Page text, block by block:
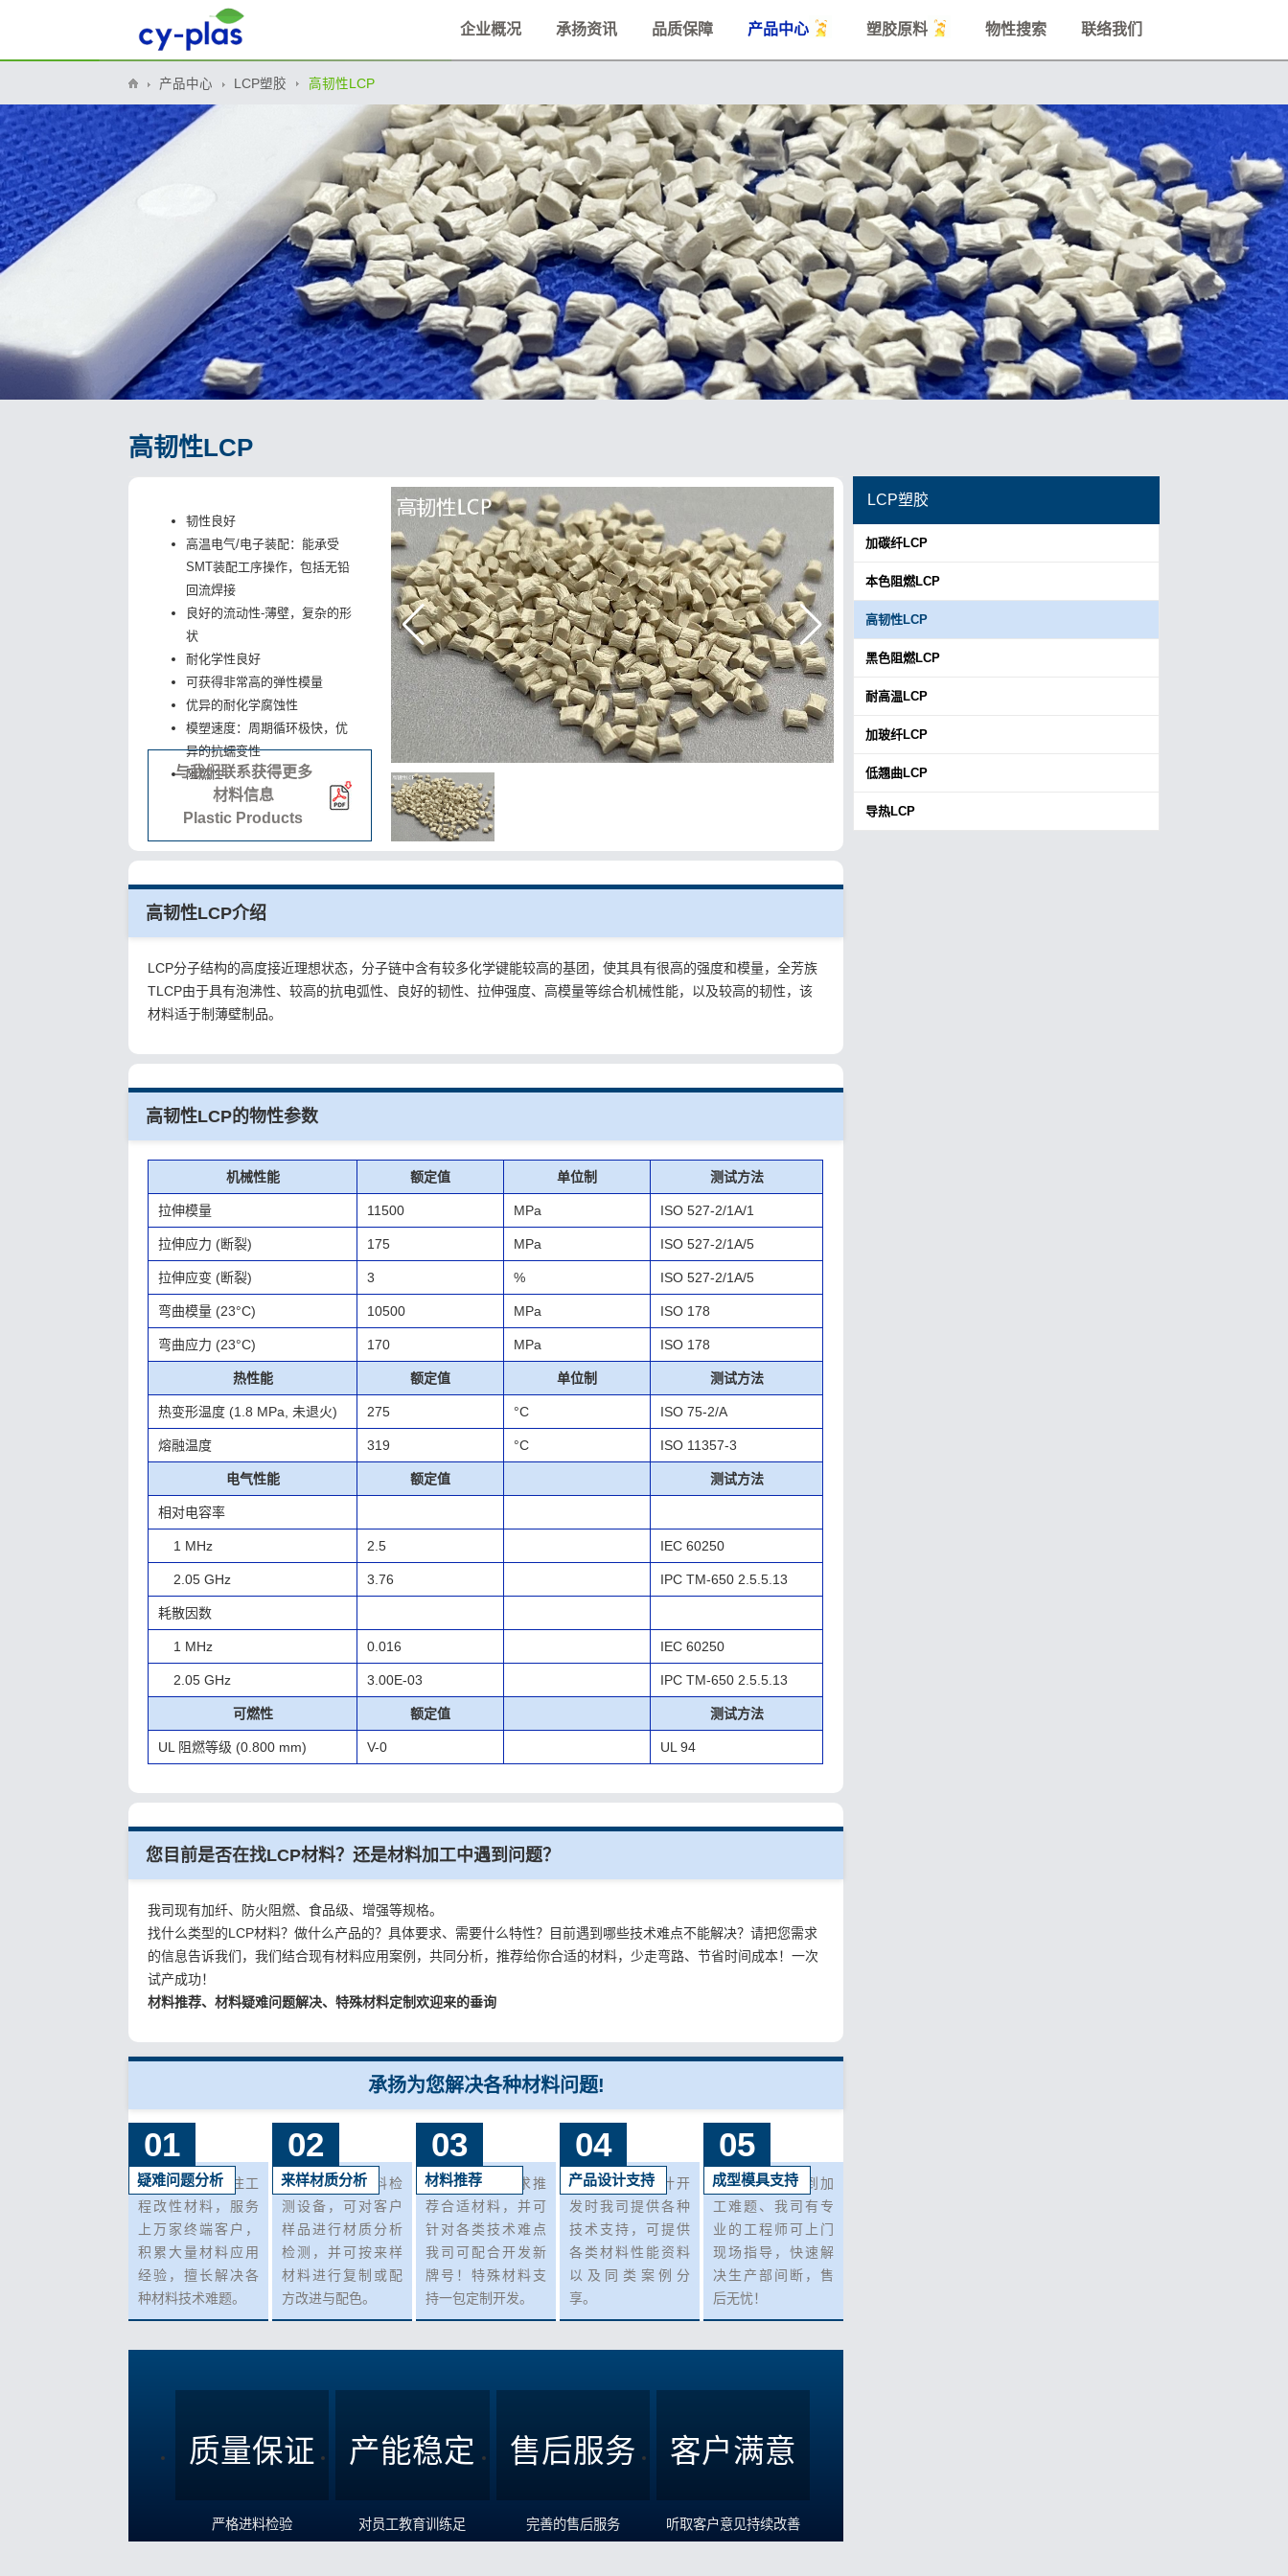
企业概况 承扬资讯 品质保障 产品中心 塑胶原料 物性搜索 联络我们
产品中心 LCP塑胶 高韧性LCP
高韧性LCP
韧性良好
高温电气/电子装配：能承受
SMT装配工序操作，包括无铅
回流焊接
良好的流动性-薄壁，复杂的形
状
耐化学性良好
可获得非常高的弹性模量
优异的耐化学腐蚀性
模塑速度：周期循环极快，优
异的抗蠕变性
阻燃性
与我们联系获得更多
材料信息
Plastic Products
高韧性LCP介绍
LCP分子结构的高度接近理想状态，分子链中含有较多化学键能较高的基团，使其具有很高的强度和模量，全芳族
TLCP由于具有泡沸性、较高的抗电弧性、良好的韧性、拉伸强度、高模量等综合机械性能，以及较高的韧性，该
材料适于制薄壁制品。
高韧性LCP的物性参数
机械性能 额定值 单位制 测试方法
拉伸模量 11500 MPa ISO 527-2/1A/1
拉伸应力 (断裂) 175 MPa ISO 527-2/1A/5
拉伸应变 (断裂) 3 % ISO 527-2/1A/5
弯曲模量 (23°C) 10500 MPa ISO 178
弯曲应力 (23°C) 170 MPa ISO 178
热性能 额定值 单位制 测试方法
热变形温度 (1.8 MPa, 未退火) 275 °C ISO 75-2/A
熔融温度 319 °C ISO 11357-3
电气性能 额定值 测试方法
相对电容率
1 MHz 2.5 IEC 60250
2.05 GHz 3.76 IPC TM-650 2.5.5.13
耗散因数
1 MHz 0.016 IEC 60250
2.05 GHz 3.00E-03 IPC TM-650 2.5.5.13
可燃性 额定值 测试方法
UL 阻燃等级 (0.800 mm) V-0 UL 94
您目前是否在找LCP材料？还是材料加工中遇到问题？
我司现有加纤、防火阻燃、食品级、增强等规格。
找什么类型的LCP材料？做什么产品的？具体要求、需要什么特性？目前遇到哪些技术难点不能解决？请把您需求
的信息告诉我们，我们结合现有材料应用案例，共同分析，推荐给你合适的材料，少走弯路、节省时间成本！一次
试产成功！
材料推荐、材料疑难问题解决、特殊材料定制欢迎来的垂询
承扬为您解决各种材料问题!
01
疑难问题分析
我们10+年来专注工
程改性材料，服务
上万家终端客户，
积累大量材料应用
经验，擅长解决各
种材料技术难题。
02
来样材质分析
我司有各种材料检
测设备，可对客户
样品进行材质分析
检测，并可按来样
材料进行复制或配
方改进与配色。
03
材料推荐
可根据客户需求推
荐合适材料，并可
针对各类技术难点
我司可配合开发新
牌号！特殊材料支
持一包定制开发。
04
产品设计支持
在您产品在设计开
发时我司提供各种
技术支持，可提供
各类材料性能资料
以及同类案例分
享。
05
成型模具支持
您在生产中遇到加
工难题、我司有专
业的工程师可上门
现场指导，快速解
决生产部间断，售
后无忧！
质量保证
严格进料检验
产能稳定
对员工教育训练足
售后服务
完善的售后服务
客户满意
听取客户意见持续改善
LCP塑胶
加碳纤LCP
本色阻燃LCP
高韧性LCP
黑色阻燃LCP
耐高温LCP
加玻纤LCP
低翘曲LCP
导热LCP